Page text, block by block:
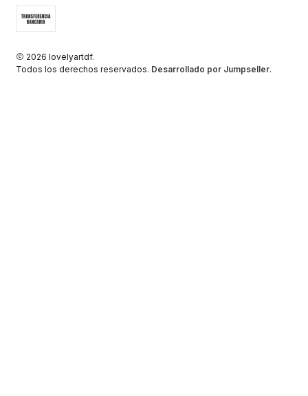
2026 lovelyartdf.
Todos los derechos reservados. Desarrollado por Jumpseller.